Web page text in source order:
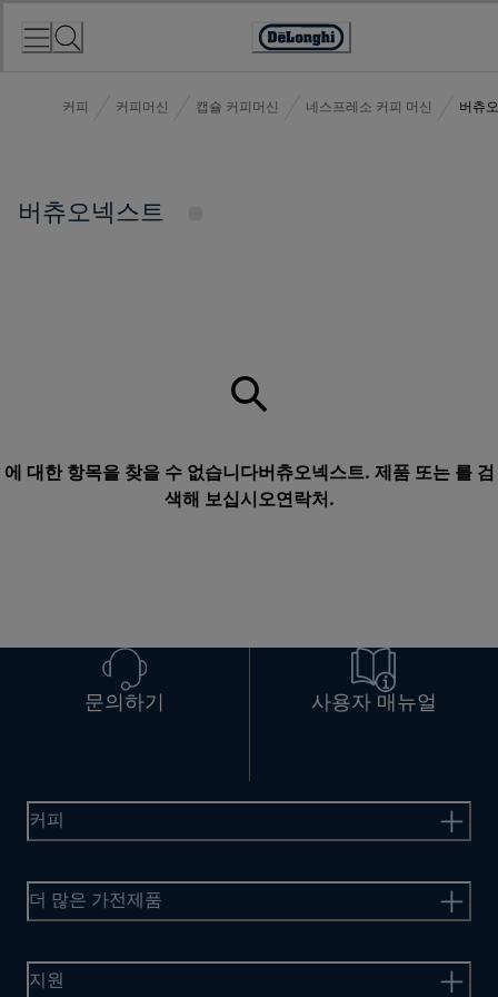
Accessibility
커피 커피머신 캡슐 커피머신 네스프레소 커피 머신 버츄
버츄오넥스트
에 대한 항목을 찾을 수 없습니다버츄오넥스트. 제품 또는 를 검
색해 보십시오연락처 .
문의하기 사용자 매뉴얼
커피
더 많은 가전제품
지원